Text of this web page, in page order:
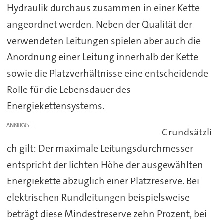
Hydraulik durchaus zusammen in einer Kette
angeordnet werden. Neben der Qualität der
verwendeten Leitungen spielen aber auch die
Anordnung einer Leitung innerhalb der Kette
sowie die Platzverhältnisse eine entscheidende
Rolle für die Lebensdauer des
Energiekettensystems.
ANZEIGE
Grundsätzli
ch gilt: Der maximale Leitungsdurchmesser
entspricht der lichten Höhe der ausgewählten
Energiekette abzüglich einer Platzreserve. Bei
elektrischen Rundleitungen beispielsweise
beträgt diese Mindestreserve zehn Prozent, bei